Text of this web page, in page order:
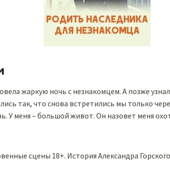
жаркую ночь с незнакомцем. А позже
так, что снова встретились мы только
У меня – большой живот. Он назовет меня
сцены 18+. История Александра